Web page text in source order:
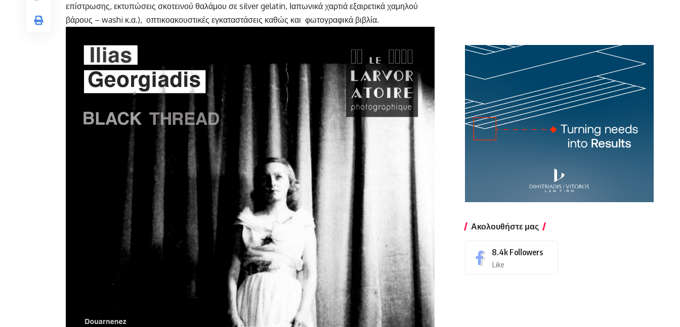
επίστρωσης, εκτυπώσεις σκοτεινού θαλάμου σε silver gelatin, Ιαπωνικά χαρτιά εξαιρετικά χαμηλού
βάρους – washi κ.α.), οπτικοακουστικές εγκαταστάσεις καθώς και φωτογραφικά βιβλία.
Ακολουθήστε μας
8.4k Followers
Like